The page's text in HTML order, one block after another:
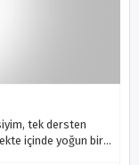
tek dersten
içinde yoğun bir